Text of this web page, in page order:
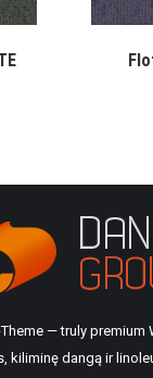
— truly premium
kiliminę dangą ir